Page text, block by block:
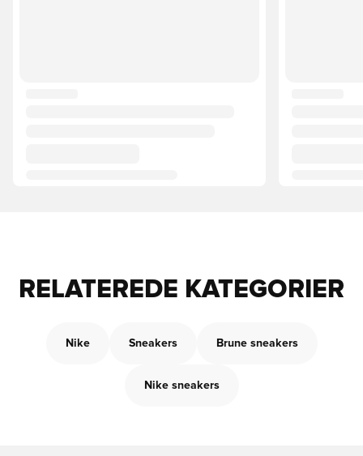
RELATEREDE KATEGORIER
Nike Sneakers Brune sneakers
Nike sneakers